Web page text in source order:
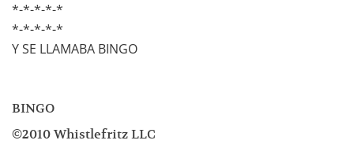
*-*-*-*-*
*-*-*-*-*
Y SE LLAMABA BINGO
BINGO
©2010 Whistlefritz LLC